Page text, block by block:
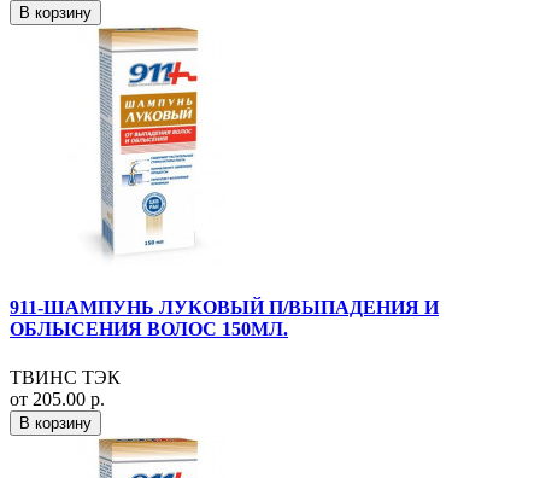
В корзину
911-ШАМПУНЬ ЛУКОВЫЙ П/ВЫПАДЕНИЯ И
ОБЛЫСЕНИЯ ВОЛОС 150МЛ.
ТВИНС ТЭК
от 205.00 р.
В корзину